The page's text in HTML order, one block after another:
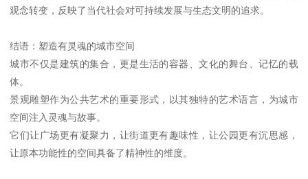
观念转变，反映了当代社会对可持续发展与生态文明的追求。
结语：塑造有灵魂的城市空间
城市不仅是建筑的集合，更是生活的容器、文化的舞台、记忆的载
体。
景观雕塑作为公共艺术的重要形式，以其独特的艺术语言，为城市
空间注入灵魂与故事。
它们让广场更有凝聚力，让街道更有趣味性，让公园更有沉思感，
让原本功能性的空间具备了精神性的维度。